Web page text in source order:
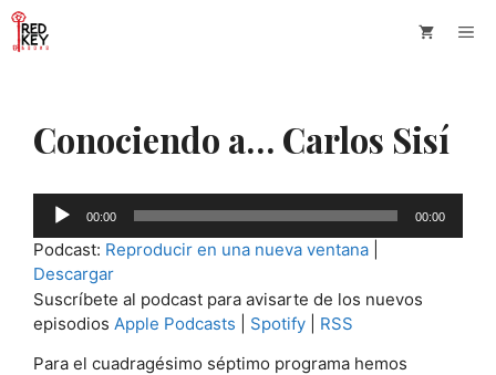
Saltar
contenido
Conociendo a… Carlos Sisí
Reproductor
audio
00:00 00:00
Podcast: Reproducir en una nueva ventana
Descargar
Suscríbete al podcast para avisarte de los nuevos
episodios Apple Podcasts Spotify
RSS
Para el cuadragésimo séptimo programa hemos